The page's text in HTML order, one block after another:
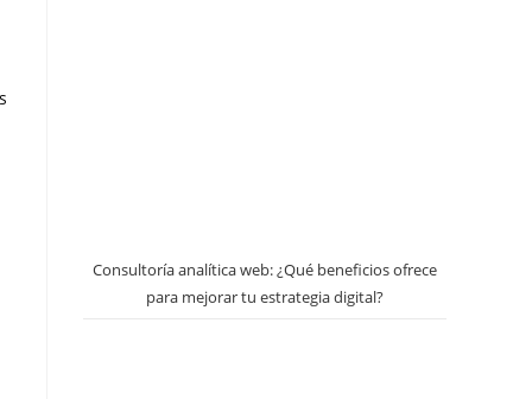
Consultoría analítica web: ¿Qué beneficios ofrece
para mejorar tu estrategia digital?